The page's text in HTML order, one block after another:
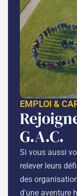
EMPLOI &
G.A.C.
Si vous aussi
relever leurs
des
d'une aventure